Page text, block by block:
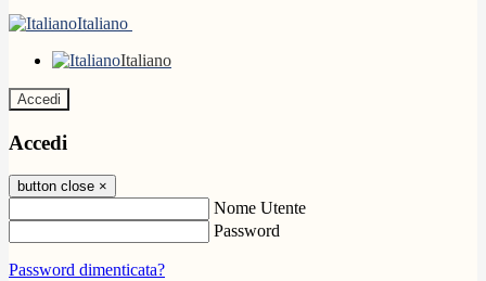
Italiano
Italiano
Accedi
Accedi
button close ×
Nome Utente
Password
Password dimenticata?